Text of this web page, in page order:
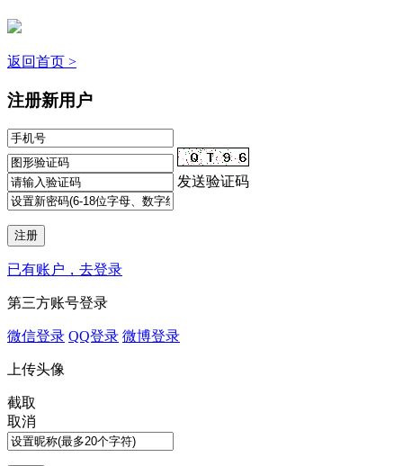
返回首页 >
注册新用户
发送验证码
已有账户，去登录
第三方账号登录
微信登录 QQ登录 微博登录
上传头像
截取
取消